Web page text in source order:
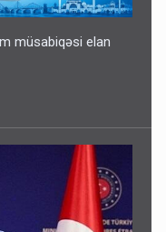
müsabiqəsi elan